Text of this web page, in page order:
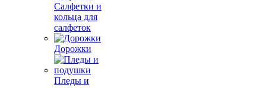
Салфетки и
кольца для
салфеток
Дорожки
Пледы и